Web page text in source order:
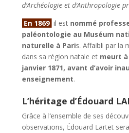
d’Archéologie et d’Anthropologie
En 1869 il est nommé
paléontologie au Muséum
naturelle à Paris. Affaibli par la
dans sa région natale et meurt à
janvier 1871, avant d’avoir
enseignement.
L’héritage d’Édouard
Grâce à l’ensemble de ses
observations, Édouard Lartet